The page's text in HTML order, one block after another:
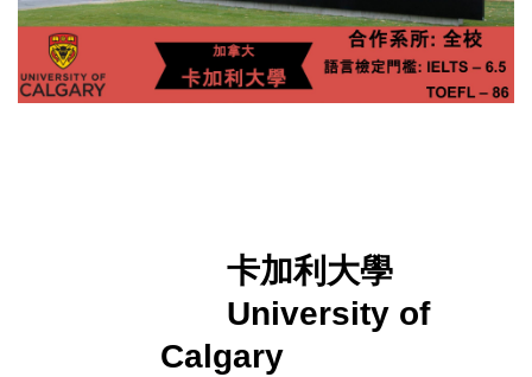
卡加利大學
University of
Calgary